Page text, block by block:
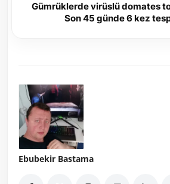
Gümrüklerde virüslü domates
Son 45 günde 6 kez
Ebubekir Bastama